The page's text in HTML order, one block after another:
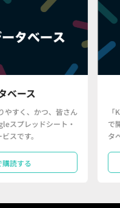
ベース
やすく、かつ、皆さん
スプレッドシート・
スです。
読する
で
タ